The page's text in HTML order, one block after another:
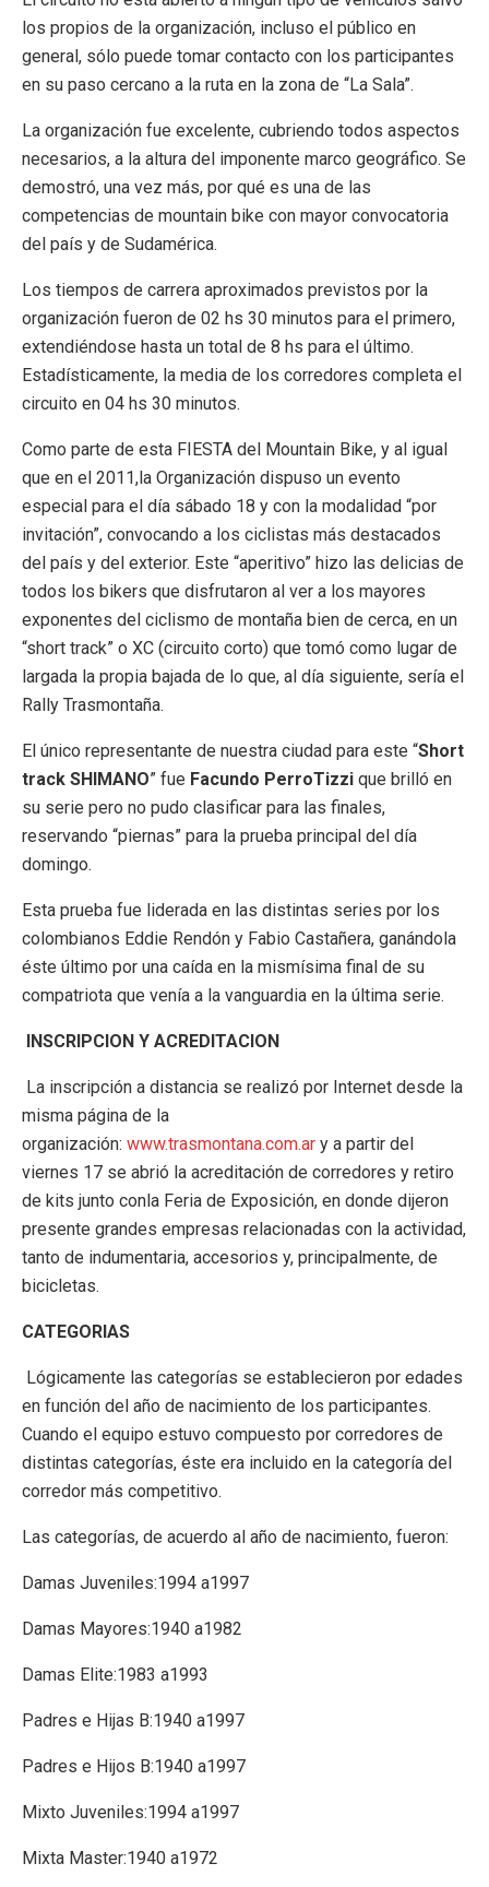
los propios de la organización, incluso el público en
general, sólo puede tomar contacto con los participantes
en su paso cercano a la ruta en la zona de “La Sala”.
La organización fue excelente, cubriendo todos aspectos
necesarios, a la altura del imponente marco geográfico. Se
demostró, una vez más, por qué es una de las
competencias de mountain bike con mayor convocatoria
del país y de Sudamérica.
Los tiempos de carrera aproximados previstos por la
organización fueron de 02 hs 30 minutos para el primero,
extendiéndose hasta un total de 8 hs para el último.
Estadísticamente, la media de los corredores completa el
circuito en 04 hs 30 minutos.
Como parte de esta FIESTA del Mountain Bike, y al igual
que en el 2011,la Organización dispuso un evento
especial para el día sábado 18 y con la modalidad “por
invitación”, convocando a los ciclistas más destacados
del país y del exterior. Este “aperitivo” hizo las delicias de
todos los bikers que disfrutaron al ver a los mayores
exponentes del ciclismo de montaña bien de cerca, en un
“short track” o XC (circuito corto) que tomó como lugar de
largada la propia bajada de lo que, al día siguiente, sería el
Rally Trasmontaña.
El único representante de nuestra ciudad para este “Short
track SHIMANO” fue Facundo PerroTizzi que brilló en
su serie pero no pudo clasificar para las finales,
reservando “piernas” para la prueba principal del día
domingo.
Esta prueba fue liderada en las distintas series por los
colombianos Eddie Rendón y Fabio Castañera, ganándola
éste último por una caída en la mismísima final de su
compatriota que venía a la vanguardia en la última serie.
INSCRIPCION Y ACREDITACION
La inscripción a distancia se realizó por Internet desde la
misma página de la
organización: www.trasmontana.com.ar y a partir del
viernes 17 se abrió la acreditación de corredores y retiro
de kits junto conla Feria de Exposición, en donde dijeron
presente grandes empresas relacionadas con la actividad,
tanto de indumentaria, accesorios y, principalmente, de
bicicletas.
CATEGORIAS
Lógicamente las categorías se establecieron por edades
en función del año de nacimiento de los participantes.
Cuando el equipo estuvo compuesto por corredores de
distintas categorías, éste era incluido en la categoría del
corredor más competitivo.
Las categorías, de acuerdo al año de nacimiento, fueron:
Damas Juveniles:1994 a1997
Damas Mayores:1940 a1982
Damas Elite:1983 a1993
Padres e Hijas B:1940 a1997
Padres e Hijos B:1940 a1997
Mixto Juveniles:1994 a1997
Mixta Master:1940 a1972